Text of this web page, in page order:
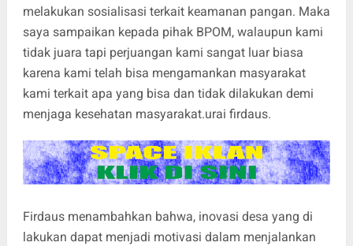
melakukan sosialisasi terkait keamanan pangan. Maka
saya sampaikan kepada pihak BPOM, walaupun kami
tidak juara tapi perjuangan kami sangat luar biasa
karena kami telah bisa mengamankan masyarakat
kami terkait apa yang bisa dan tidak dilakukan demi
menjaga kesehatan masyarakat.urai firdaus.
Firdaus menambahkan bahwa, inovasi desa yang di
lakukan dapat menjadi motivasi dalam menjalankan